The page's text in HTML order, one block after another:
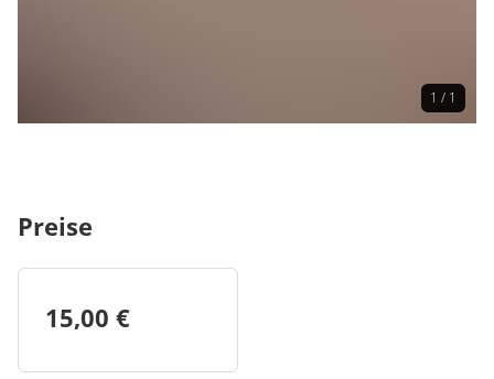
1 / 1
Preise
15,00 €